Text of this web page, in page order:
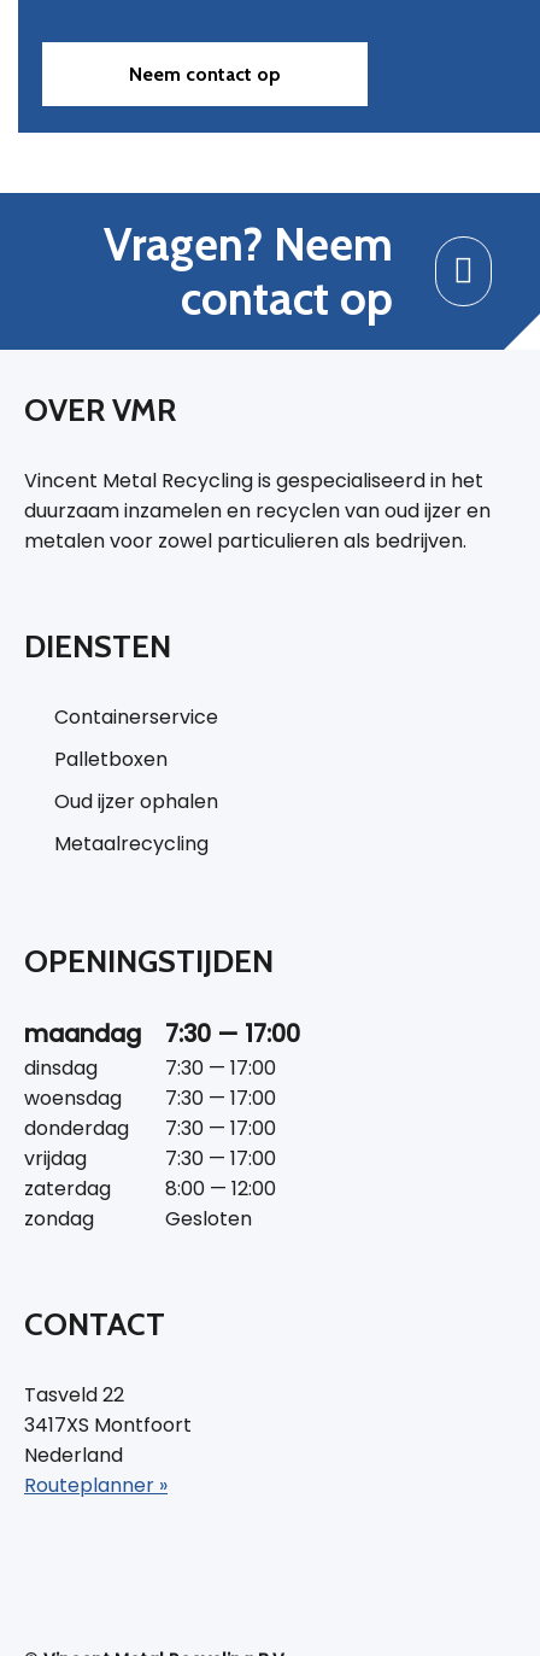
Neem contact op
Vragen? Neem
contact op
OVER VMR
Vincent Metal Recycling is gespecialiseerd in het
duurzaam inzamelen en recyclen van oud ijzer en
metalen voor zowel particulieren als bedrijven.
DIENSTEN
Containerservice
Palletboxen
Oud ijzer ophalen
Metaalrecycling
OPENINGSTIJDEN
maandag 7:30 — 17:00
dinsdag
7:30 — 17:00
woensdag
7:30 — 17:00
donderdag
7:30 — 17:00
vrijdag
7:30 — 17:00
zaterdag
8:00 — 12:00
zondag
Gesloten
CONTACT
Tasveld 22
3417XS Montfoort
Nederland
Routeplanner »